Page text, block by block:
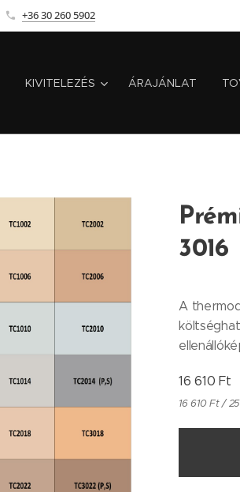
+36 30 260 5902
KIVITELEZÉS ÁRAJÁNLAT
3016
A
16 610 Ft
16 610 Ft /